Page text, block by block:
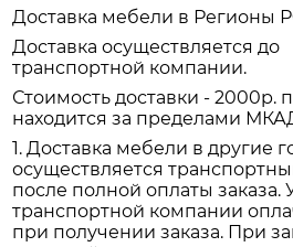
Доставка мебели в Регионы
Доставка осуществляется до
транспортной компании.
Стоимость доставки - 2000р.
находится за пределами
1. Доставка мебели в другие
осуществляется
после полной оплаты заказа.
транспортной компании
при получении заказа. При